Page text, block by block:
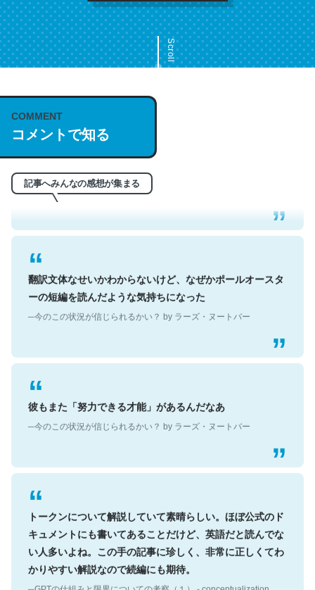
Scroll
COMMENT
コメントで知る
記事へみんなの感想が集まる
これは名文。彼はとてもクレバーなんだろうなと凄く思
─今のこの状況が信じられるかい？ by ラーズ・ヌートバー
翻訳文体なせいかわからないけど、なぜかポールオースタ
ーの短編を読んだような気持ちになった
─今のこの状況が信じられるかい？ by ラーズ・ヌートバー
彼もまた「努力できる才能」があるんだなあ
─今のこの状況が信じられるかい？ by ラーズ・ヌートバー
トークンについて解説していて素晴らしい。ほぼ公式のド
キュメントにも書いてあることだけど、英語だと読んでな
い人多いよね。この手の記事に珍しく、非常に正しくてわ
かりやすい解説なので続編にも期待。
─GPTの仕組みと限界についての考察（１） - conceptualization